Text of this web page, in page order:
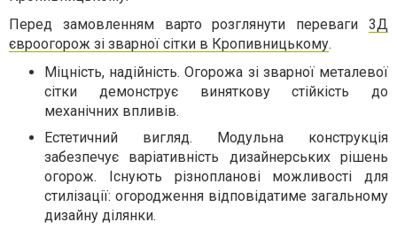
Перед замовленням варто розглянути переваги 3Д
євроогорож зі зварної сітки в Кропивницькому.
Міцність, надійність. Огорожа зі зварної металевої
сітки демонструє виняткову стійкість до
механічних впливів.
Естетичний вигляд. Модульна конструкція
забезпечує варіативність дизайнерських рішень
огорож. Існують різнопланові можливості для
стилізації: огородження відповідатиме загальному
дизайну ділянки.